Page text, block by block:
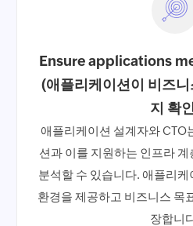
Ensure applications
(애플리케이션이 비즈
지 확
애플리케이션 설계자와 CTO
션과 이를 지원하는 인프라
분석할 수 있습니다. 애플리
환경을 제공하고 비즈니스 목
장합니